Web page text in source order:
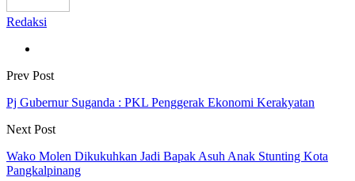
Redaksi
Prev Post
Pj Gubernur Suganda : PKL Penggerak Ekonomi Kerakyatan
Next Post
Wako Molen Dikukuhkan Jadi Bapak Asuh Anak Stunting Kota
Pangkalpinang